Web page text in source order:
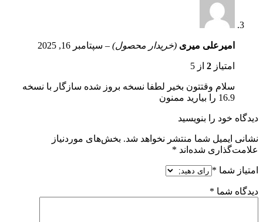
امیرعلی میری (خریدار محصول) – سپتامبر 16, 2025
امتیاز 2 از 5
سلام وقتتون بخیر لطفا نسخه بروز شده سازگار با نسخه
16.9 را بیارید ممنون
دیدگاه خود را بنویسید
نشانی ایمیل شما منتشر نخواهد شد. بخش‌های موردنیاز
علامت‌گذاری شده‌اند *
امتیاز شما *
دیدگاه شما *